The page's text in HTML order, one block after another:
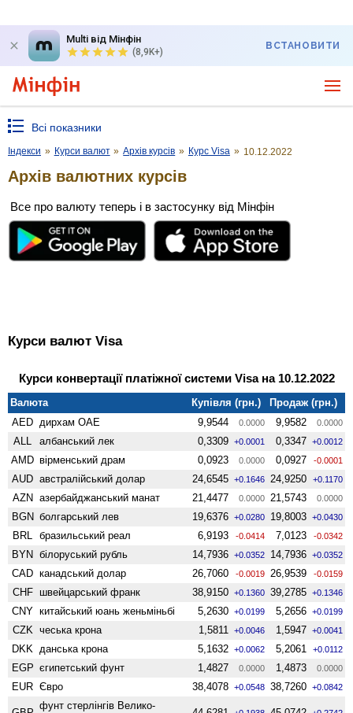
Multi від Мінфін
(8,9K+)
ВСТАНОВИТИ
Всі показники
Індекси » Курси валют » Архів курсів » Курс Visa » 10.12.2022
Архів валютних курсів
Все про валюту теперь і в застосунку від Мінфін
Курси валют Visa
Курси конвертації платіжної системи Visa на 10.12.2022
Валюта Купівля (грн.)
Продаж (грн.)
AED дирхам ОАЕ 9,9544 0.0000 9,9582 0.0000
ALL албанський лек 0,3309 +0.0001 0,3347 +0.0012
AMD вiрменський драм 0,0923 0.0000 0,0927 -0.0001
AUD австралійський долар 24,6545 +0.1646 24,9250 +0.1170
AZN азербайджанський манат 21,4477 0.0000 21,5743 0.0000
BGN болгарський лев 19,6376 +0.0280 19,8003 +0.0430
BRL бразильський реал 6,9193 -0.0414 7,0123 -0.0342
BYN білоруський рубль 14,7936 +0.0352 14,7936 +0.0352
CAD канадський долар 26,7060 -0.0019 26,9539 -0.0159
CHF швейцарський франк 38,9150 +0.1360 39,2785 +0.1346
CNY китайський юань женьмiньбi 5,2630 +0.0199 5,2656 +0.0199
CZK чеська крона 1,5811 +0.0046 1,5947 +0.0041
DKK данська крона 5,1632 +0.0062 5,2061 +0.0112
EGP єгипетський фунт 1,4827 0.0000 1,4873 0.0000
EUR Євро 38,4078 +0.0548 38,7260 +0.0842
фунт стерлінгів Велико­